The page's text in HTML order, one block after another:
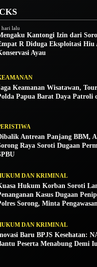
hari lalu
Kantongi Izin dari
R Diduga Eksploitasi Hiu
Ayau
Keamanan Wisatawan,
Papua Barat Daya Patroli
Antrean Panjang BBM,
Raya Soroti Dugaan
DAN KRIMINAL
Hukum Korban Soroti
Kasus Dugaan
Sorong, Minta
DAN KRIMINAL
Baru BPJS Kesehatan:
Peserta Menabung Demi